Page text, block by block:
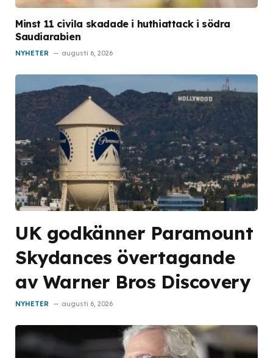
Minst 11 civila skadade i huthiattack i södra
Saudiarabien
NYHETER augusti 6, 2026
UK godkänner Paramount
Skydances övertagande
av Warner Bros Discovery
NYHETER augusti 6, 2026